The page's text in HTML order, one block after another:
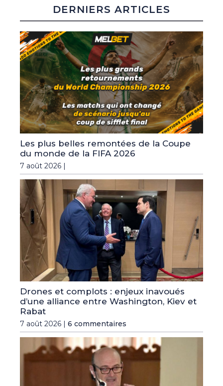
DERNIERS ARTICLES
Les plus belles remontées de la Coupe
du monde de la FIFA 2026
7 août 2026 |
Drones et complots : enjeux inavoués
d’une alliance entre Washington, Kiev et
Rabat
7 août 2026 | 6 commentaires